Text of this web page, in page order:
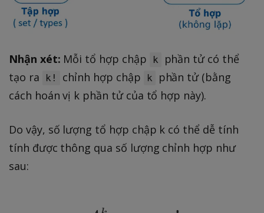
Nhận xét: Mỗi tổ hợp chập k
phần tử có thể
tạo ra
k! chỉnh hợp chập k
phần tử (bằng
cách hoán vị k phần tử của tổ hợp này).
Do vậy, số lượng tổ hợp chập k có thể dễ tính
tính được thông qua số lượng chỉnh hợp như
sau: